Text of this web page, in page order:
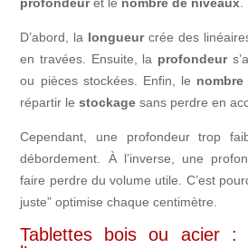
D’abord, la longueurcrée des
en travées. Ensuite, la profondeur
ou pièces stockées. Enfin, le
répartir lestockage sans perdre en
Cependant, une profondeur trop
débordement. À l’inverse, une
faire perdre du volume utile. C’est
juste” optimise chaque centimètre.
Tablettes bois ou acier :